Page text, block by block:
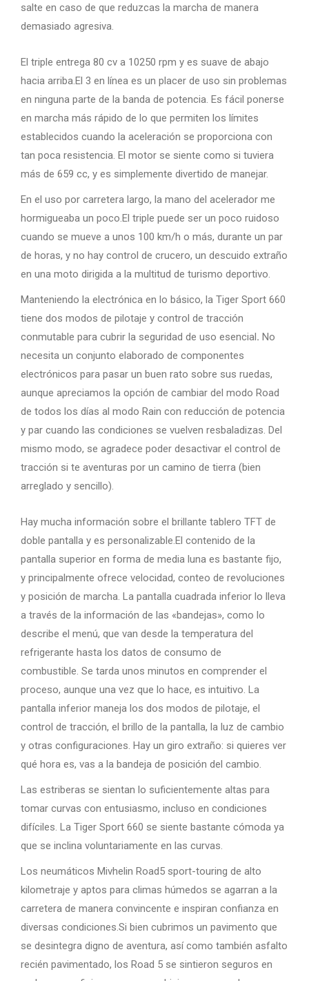
salte en caso de que reduzcas la marcha de manera
demasiado agresiva.
El triple entrega 80 cv a 10250 rpm y es suave de abajo
hacia arriba.El 3 en línea es un placer de uso sin problemas
en ninguna parte de la banda de potencia. Es fácil ponerse
en marcha más rápido de lo que permiten los límites
establecidos cuando la aceleración se proporciona con
tan poca resistencia. El motor se siente como si tuviera
más de 659 cc, y es simplemente divertido de manejar.
En el uso por carretera largo, la mano del acelerador me
hormigueaba un poco.El triple puede ser un poco ruidoso
cuando se mueve a unos 100 km/h o más, durante un par
de horas, y no hay control de crucero, un descuido extraño
en una moto dirigida a la multitud de turismo deportivo.
Manteniendo la electrónica en lo básico, la Tiger Sport 660
tiene dos modos de pilotaje y control de tracción
conmutable para cubrir la seguridad de uso esencial. No
necesita un conjunto elaborado de componentes
electrónicos para pasar un buen rato sobre sus ruedas,
aunque apreciamos la opción de cambiar del modo Road
de todos los días al modo Rain con reducción de potencia
y par cuando las condiciones se vuelven resbaladizas. Del
mismo modo, se agradece poder desactivar el control de
tracción si te aventuras por un camino de tierra (bien
arreglado y sencillo).
Hay mucha información sobre el brillante tablero TFT de
doble pantalla y es personalizable.El contenido de la
pantalla superior en forma de media luna es bastante fijo,
y principalmente ofrece velocidad, conteo de revoluciones
y posición de marcha. La pantalla cuadrada inferior lo lleva
a través de la información de las «bandejas», como lo
describe el menú, que van desde la temperatura del
refrigerante hasta los datos de consumo de
combustible. Se tarda unos minutos en comprender el
proceso, aunque una vez que lo hace, es intuitivo. La
pantalla inferior maneja los dos modos de pilotaje, el
control de tracción, el brillo de la pantalla, la luz de cambio
y otras configuraciones. Hay un giro extraño: si quieres ver
qué hora es, vas a la bandeja de posición del cambio.
Las estriberas se sientan lo suficientemente altas para
tomar curvas con entusiasmo, incluso en condiciones
difíciles. La Tiger Sport 660 se siente bastante cómoda ya
que se inclina voluntariamente en las curvas.
Los neumáticos Mivhelin Road5 sport-touring de alto
kilometraje y aptos para climas húmedos se agarran a la
carretera de manera convincente e inspiran confianza en
diversas condiciones.Si bien cubrimos un pavimento que
se desintegra digno de aventura, así como también asfalto
recién pavimentado, los Road 5 se sintieron seguros en